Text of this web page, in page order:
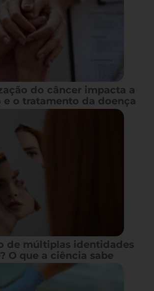
do câncer impacta a
e o tratamento da doença
de múltiplas identidades
O que a ciência sabe